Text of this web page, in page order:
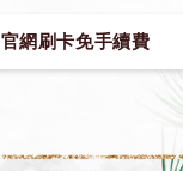
官網刷卡免手續費